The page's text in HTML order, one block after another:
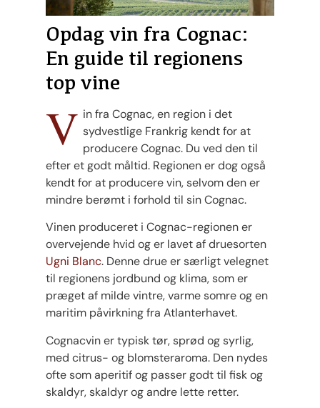
Opdag vin fra Cognac:
En guide til regionens
top vine
V in fra Cognac, en region i det
sydvestlige Frankrig kendt for at
producere Cognac. Du ved den til
efter et godt måltid. Regionen er dog også
kendt for at producere vin, selvom den er
mindre berømt i forhold til sin Cognac.
Vinen produceret i Cognac-regionen er
overvejende hvid og er lavet af druesorten
Ugni Blanc. Denne drue er særligt velegnet
til regionens jordbund og klima, som er
præget af milde vintre, varme somre og en
maritim påvirkning fra Atlanterhavet.
Cognacvin er typisk tør, sprød og syrlig,
med citrus- og blomsteraroma. Den nydes
ofte som aperitif og passer godt til fisk og
skaldyr, skaldyr og andre lette retter.